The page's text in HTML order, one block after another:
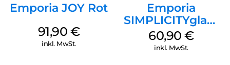
Emporia JOY Rot
91,90 €
inkl. MwSt.
Emporia
SIMPLICITYglam
Schwarz
60,90€
inkl. MwSt.